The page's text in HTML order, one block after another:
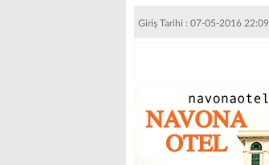
Giriş Tarihi : 07-05-2016 22:09